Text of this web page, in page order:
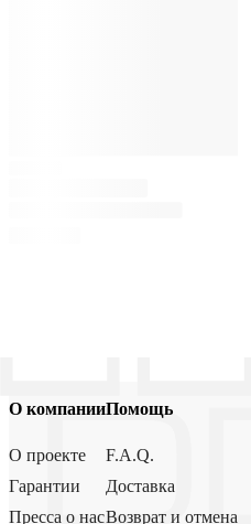
О компании
О проекте
Гарантии
Пресса о нас
Помощь
F.A.Q.
Доставка
Возврат и отмена